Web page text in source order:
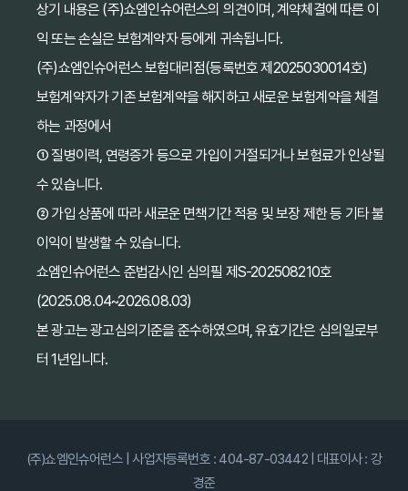
상기 내용은 (주)쇼엠인슈어런스의 의견이며, 계약체결에 따른 이
익 또는 손실은 보험계약자 등에게 귀속됩니다.
(주)쇼엠인슈어런스 보험대리점(등록번호 제2025030014호)
보험계약자가 기존 보험계약을 해지하고 새로운 보험계약을 체결
하는 과정에서
① 질병이력, 연령증가 등으로 가입이 거절되거나 보험료가 인상될
수 있습니다.
② 가입 상품에 따라 새로운 면책기간 적용 및 보장 제한 등 기타 불
이익이 발생할 수 있습니다.
쇼엠인슈어런스 준법감시인 심의필 제S-202508210호
(2025.08.04~2026.08.03)
본 광고는 광고심의기준을 준수하였으며, 유효기간은 심의일로부
터 1년입니다.
(주)쇼엠인슈어런스 | 사업자등록번호 : 404-87-03442 | 대표이사 : 강
경준